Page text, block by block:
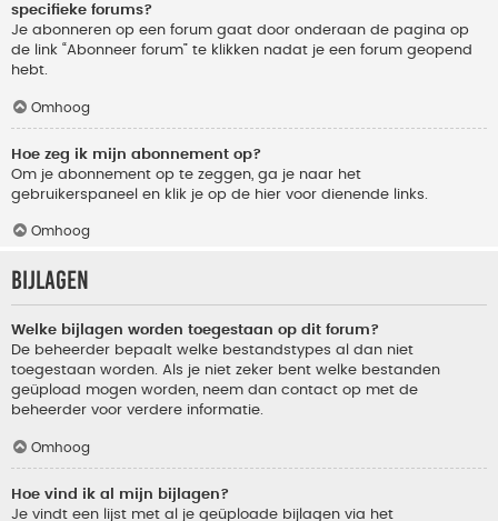
specifieke forums?
Je abonneren op een forum gaat door onderaan de pagina op
de link “Abonneer forum” te klikken nadat je een forum geopend
hebt.
Omhoog
Hoe zeg ik mijn abonnement op?
Om je abonnement op te zeggen, ga je naar het
gebruikerspaneel en klik je op de hier voor dienende links.
Omhoog
Bijlagen
Welke bijlagen worden toegestaan op dit forum?
De beheerder bepaalt welke bestandstypes al dan niet
toegestaan worden. Als je niet zeker bent welke bestanden
geüpload mogen worden, neem dan contact op met de
beheerder voor verdere informatie.
Omhoog
Hoe vind ik al mijn bijlagen?
Je vindt een lijst met al je geüploade bijlagen via het